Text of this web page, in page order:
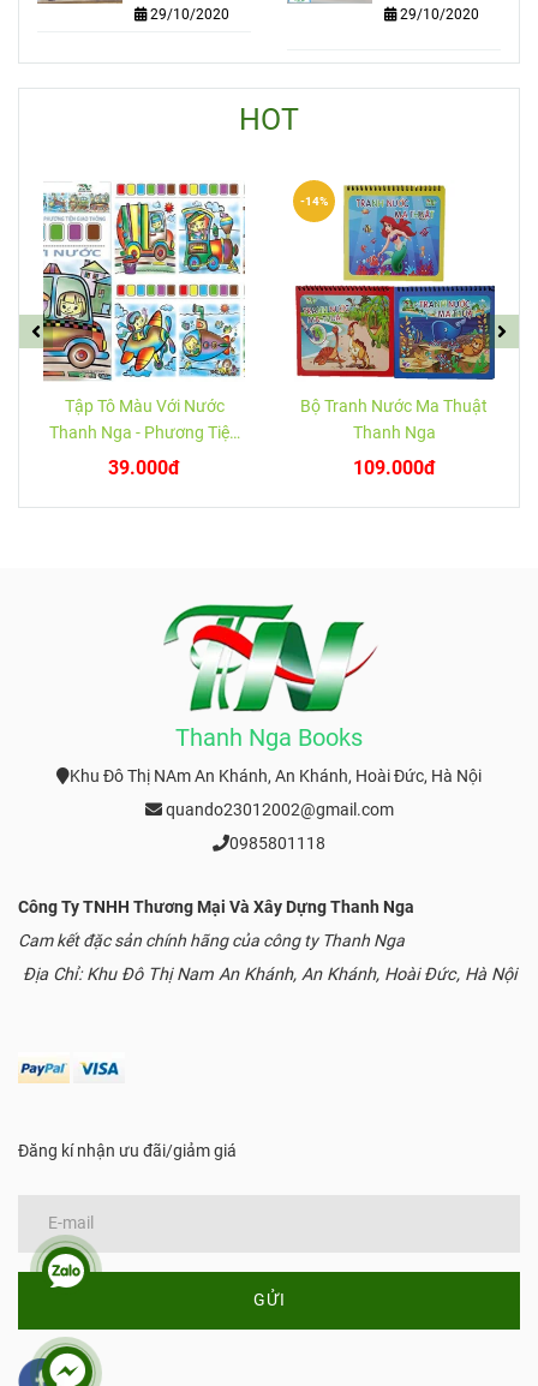
Đúng Cách !
29/10/2020
luyện viết chữ
29/10/2020
HOT
Tập Tô Màu Với Nước
Thanh Nga - Phương Tiện
Giao Thông
39.000đ
Bộ Tranh Nước Ma Thuật
Thanh Nga
109.000đ
-14%
Thanh Nga Books
Khu Đô Thị NAm An Khánh, An Khánh, Hoài Đức, Hà Nội
quando23012002@gmail.com
0985801118
Công Ty TNHH Thương Mại Và Xây Dựng Thanh Nga
Cam kết đặc sản chính hãng của công ty Thanh Nga
Địa Chỉ: Khu Đô Thị Nam An Khánh, An Khánh, Hoài Đức, Hà Nội
Đăng kí nhận ưu đãi/giảm giá
GỬI